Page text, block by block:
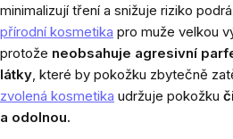
minimalizují tření a snižuje riziko
přírodní kosmetika pro muže velkou
protože neobsahuje agresivní
látky , které by pokožku zbytečně
zvolená kosmetika udržuje pokožku
a odolnou.